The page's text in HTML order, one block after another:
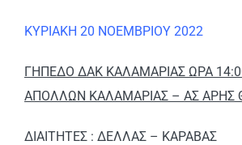
ΚΥΡΙΑΚΗ 20 ΝΟΕΜΒΡΙΟΥ 2022
ΓΗΠΕΔΟ ΔΑΚ ΚΑΛΑΜΑΡΙΑΣ ΩΡΑ
ΑΠΟΛΛΩΝ ΚΑΛΑΜΑΡΙΑΣ – ΑΣ ΑΡΗΣ
ΔΙΑΙΤΗΤΕΣ : ΔΕΛΛΑΣ – ΚΑΡΑΒΑΣ